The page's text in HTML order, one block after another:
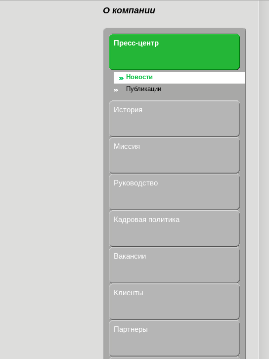
О компании
Пресс-центр
Новости
Публикации
История
Миссия
Руководство
Кадровая политика
Вакансии
Клиенты
Партнеры